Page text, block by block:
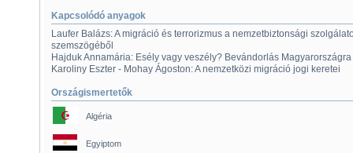
Kapcsolódó anyagok
Laufer Balázs: A migráció és terrorizmus a nemzetbiztonsági
szemszögéből
Hajduk Annamária: Esély vagy veszély? Bevándorlás Magyarországra
Karoliny Eszter - Mohay Ágoston: A nemzetközi migráció jogi keretei
Országismertetők
Algéria
Egyiptom